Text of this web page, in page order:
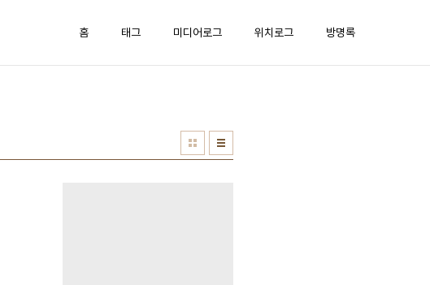
홈 태그 미디어로그 위치로그 방명록